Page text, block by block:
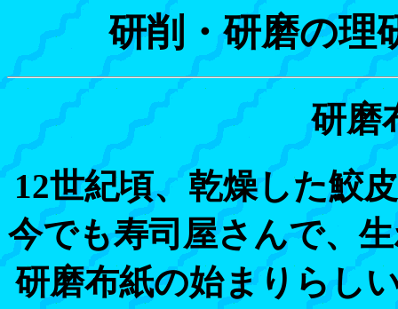
研削・研磨の理
研磨
12世紀頃、乾燥した鮫
今でも寿司屋さんで、
研磨布紙の始まりらし